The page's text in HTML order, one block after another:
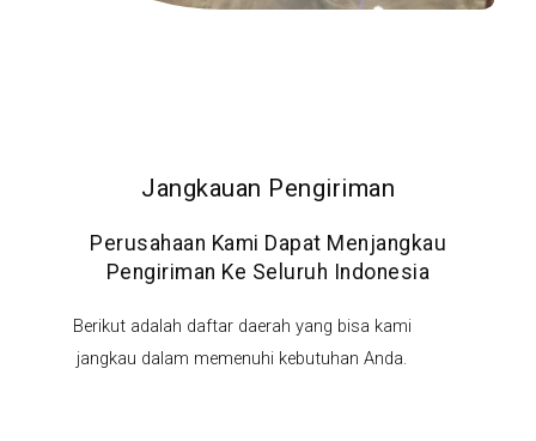
Jangkauan Pengiriman
Perusahaan Kami Dapat Menjangkau
Pengiriman Ke Seluruh Indonesia
Berikut adalah daftar daerah yang bisa kami
jangkau dalam memenuhi kebutuhan Anda.